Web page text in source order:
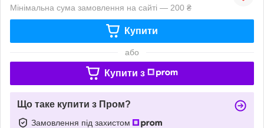
Мінімальна сума замовлення на сайті — 200 ₴
Купити
або
Купити з
Що таке купити з Пром?
Замовлення під захистом